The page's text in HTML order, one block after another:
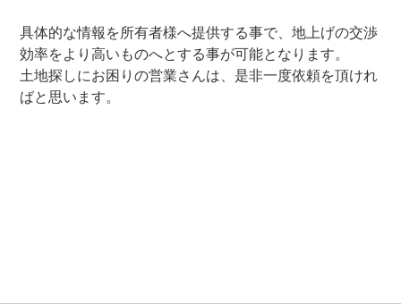
具体的な情報を所有者様へ提供する事で、地上げの交渉
効率をより高いものへとする事が可能となります。
土地探しにお困りの営業さんは、是非一度依頼を頂けれ
ばと思います。